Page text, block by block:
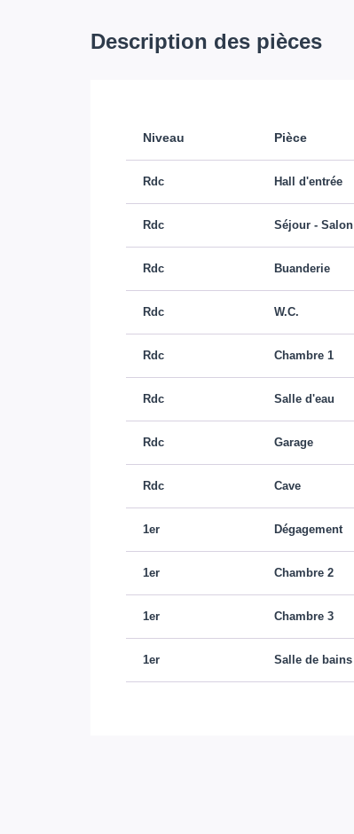
Description des pièces
Niveau Pièce
Rdc Hall d'entrée
Rdc Séjour -
Rdc Buanderie
Rdc W.C.
Rdc Chambre 1
Rdc Salle d'eau
Rdc Garage
Rdc Cave
1er Dégagement
1er Chambre 2
1er Chambre 3
1er Salle de bains